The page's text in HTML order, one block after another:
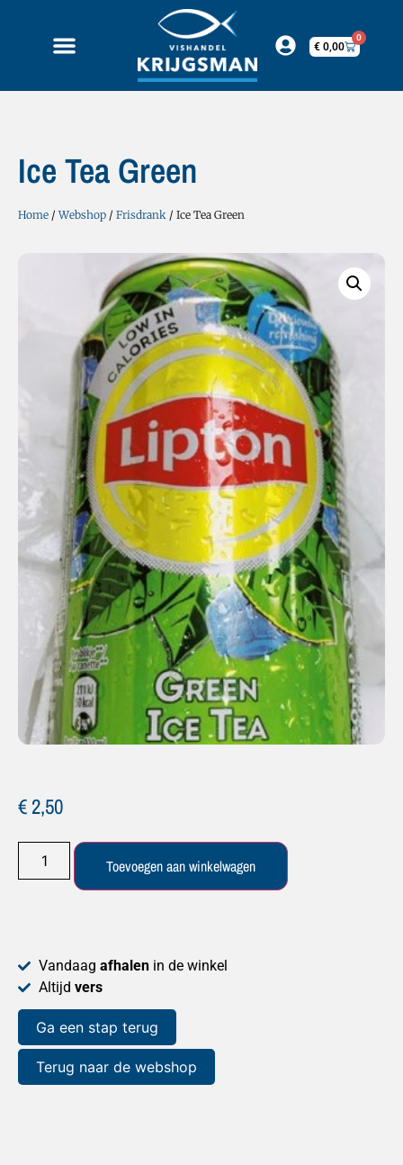
€ 0,00
0
Ice Tea Green
Home /Webshop / Frisdrank / Ice Tea Green
€2,50
Toevoegen aan winkelwagen
Vandaag afhalen in de winkel
Altijd vers
Ga een stap terug
Terug naar de webshop